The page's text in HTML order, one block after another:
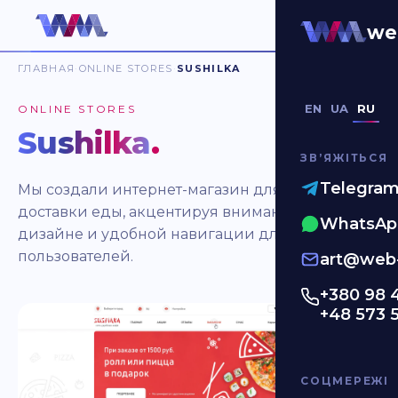
EN UA RU
ЗВʼЯЖІТЬСЯ
+380 98
+48 573
СОЦМЕРЕЖІ
ГЛАВНАЯ ONLINE STORES SUSHILKA
ONLINE STORES
Sushilka.
Мы создали интернет-магазин для службы
доставки еды, акцентируя внимание на чистом
дизайне и удобной навигации для
пользователей.